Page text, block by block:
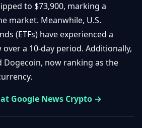
to $73,900, marking a
market. Meanwhile, U.S.
(ETFs) have experienced a
a 10-day period. Additionally,
Dogecoin, now ranking as the
Google News Crypto →